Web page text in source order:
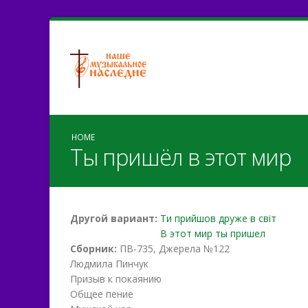
HOME
Ты пришёл в этот мир
Другой вариант: Ти прийшов друже в світ
В этот мир ты пришел
Сборник: ПВ-735, Джерела №122
Людмила Пинчук
Призыв к покаянию
Общее пение